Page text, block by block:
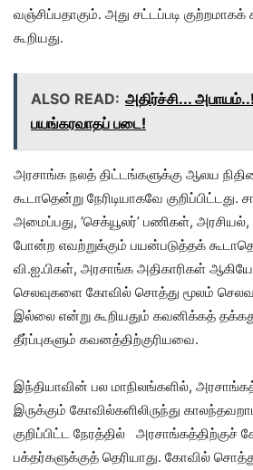
வஞ்சிப்பதாகும். அது சட்டப்படி குற்றமாகக்
கூறியது.
ALSO READ: அதிர்ச்சி...
பயங்கரவாதப் படை!
அரசாங்க நலத் திட்டங்களுக்கு ஆலய
கூடாதென்று நேரிடியாகவே
அமைப்பது, ‘செக்யூலர்’ பணிகள், அரசியல்,
போன்ற எவற்றுக்கும் பயன்படுத்தக்
வி.ஐ.பிகள், அரசாங்க அதிகாரிகள்
செலவுகளை கோவில் சொத்து மூலம்
இல்லை என்று கூறியதும் கவனிக்கத்
தீர்ப்புகளும் கவனத்திற்குரியவை.
இந்தியாவின் பல மாநிலங்களில்,
இருக்கும் கோவில்களிலிருந்து
குறிப்பிட்ட நேரத்தில் அரசாங்கத்திற்குச்
பக்தர்களுக்குத் தெரியாது. கோவில்